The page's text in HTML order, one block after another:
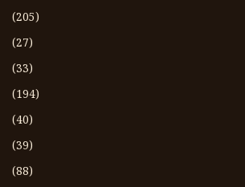
(205)
(27)
(33)
(194)
(40)
(39)
(88)